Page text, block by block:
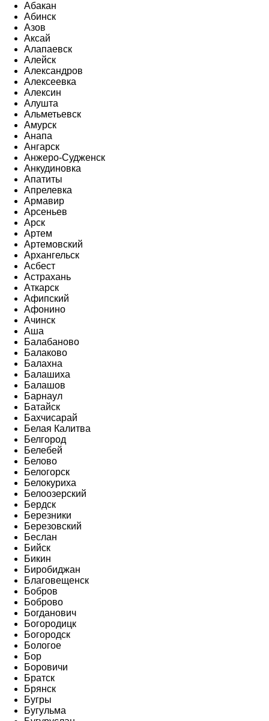
Абакан
Абинск
Азов
Аксай
Алапаевск
Алейск
Александров
Алексеевка
Алексин
Алушта
Альметьевск
Амурск
Анапа
Ангарск
Анжеро-Судженск
Анкудиновка
Апатиты
Апрелевка
Армавир
Арсеньев
Арск
Артем
Артемовский
Архангельск
Асбест
Астрахань
Аткарск
Афипский
Афонино
Ачинск
Аша
Балабаново
Балаково
Балахна
Балашиха
Балашов
Барнаул
Батайск
Бахчисарай
Белая Калитва
Белгород
Белебей
Белово
Белогорск
Белокуриха
Белоозерский
Бердск
Березники
Березовский
Беслан
Бийск
Бикин
Биробиджан
Благовещенск
Бобров
Боброво
Богданович
Богородицк
Богородск
Бологое
Бор
Боровичи
Братск
Брянск
Бугры
Бугульма